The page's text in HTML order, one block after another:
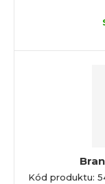
Kód produktu: